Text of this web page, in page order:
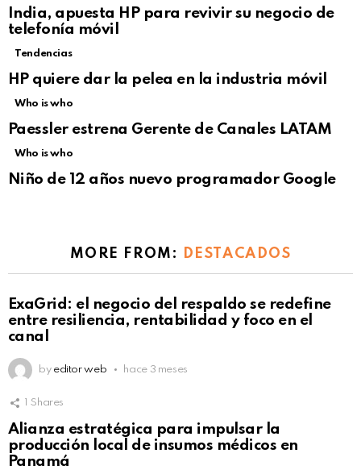
India, apuesta HP para revivir su negocio de
telefonía móvil
Not Safe For Work
Click to view this post
Tendencias
HP quiere dar la pelea en la industria móvil
Who is who
Paessler estrena Gerente de Canales LATAM
Who is who
Niño de 12 años nuevo programador Google
MORE FROM: DESTACADOS
ExaGrid: el negocio del respaldo se redefine
entre resiliencia, rentabilidad y foco en el
canal
by editor web hace 3 meses
1 Shares
Alianza estratégica para impulsar la
producción local de insumos médicos en
Panamá